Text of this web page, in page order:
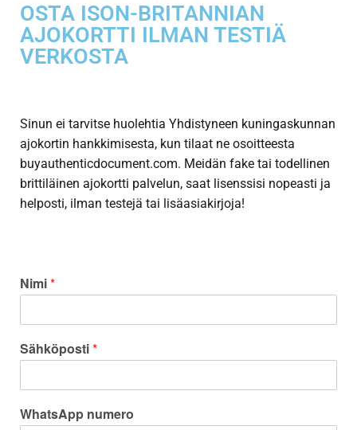
OSTA ISON-BRITANNIAN
AJOKORTTI ILMAN TESTIÄ
VERKOSTA
Sinun ei tarvitse huolehtia Yhdistyneen kuningaskunnan
ajokortin hankkimisesta, kun tilaat ne osoitteesta
buyauthenticdocument.com. Meidän fake tai todellinen
brittiläinen ajokortti palvelun, saat lisenssisi nopeasti ja
helposti, ilman testejä tai lisäasiakirjoja!
Nimi*
Sähköposti*
WhatsApp numero